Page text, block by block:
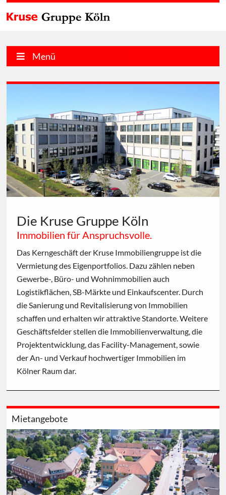
Menü
Die Kruse Gruppe Köln
Immobilien für Anspruchsvolle.
Das Kerngeschäft der Kruse Immobiliengruppe ist die
Vermietung des Eigenportfolios. Dazu zählen neben
Gewerbe-, Büro- und Wohnimmobilien auch
Logistikflächen, SB-Märkte und Einkaufscenter. Durch
die Sanierung und Revitalisierung von Immobilien
schaffen und erhalten wir attraktive Standorte. Weitere
Geschäftsfelder stellen die Immobilienverwaltung, die
Projektentwicklung, das Facility-Management, sowie
der An- und Verkauf hochwertiger Immobilien im
Kölner Raum dar.
Mietangebote